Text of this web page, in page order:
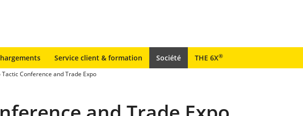
Service client & formation Société THE 6X®
Tactic Conference and Trade Expo